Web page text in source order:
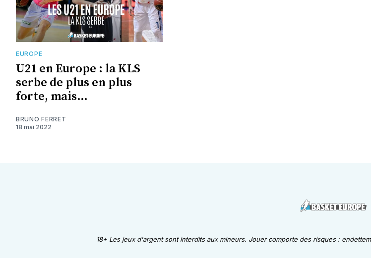
EUROPE
U21 en Europe : la KLS
serbe de plus en plus
forte, mais…
BRUNO FERRET
18 mai 2022
18+ Les jeux d'argent sont interdits aux mineurs. Jouer comporte des risques :